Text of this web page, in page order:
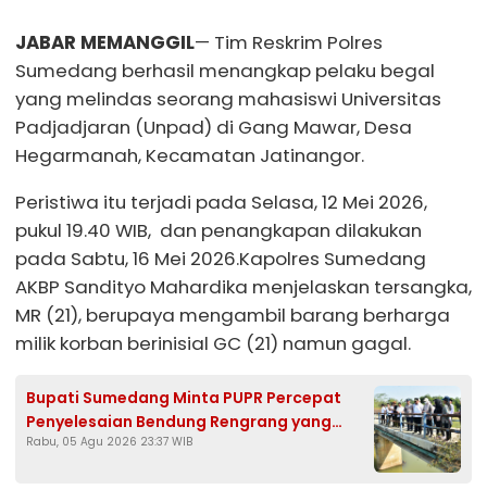
JABAR MEMANGGIL— Tim Reskrim Polres
Sumedang berhasil menangkap pelaku begal
yang melindas seorang mahasiswi Universitas
Padjadjaran (Unpad) di Gang Mawar, Desa
Hegarmanah, Kecamatan Jatinangor.
Peristiwa itu terjadi pada Selasa, 12 Mei 2026,
pukul 19.40 WIB, dan penangkapan dilakukan
pada Sabtu, 16 Mei 2026.Kapolres Sumedang
AKBP Sandityo Mahardika menjelaskan tersangka,
MR (21), berupaya mengambil barang berharga
milik korban berinisial GC (21) namun gagal.
Bupati Sumedang Minta PUPR Percepat
Penyelesaian Bendung Rengrang yang
Belum Berfungsi Optimal
Rabu, 05 Agu 2026 23:37 WIB